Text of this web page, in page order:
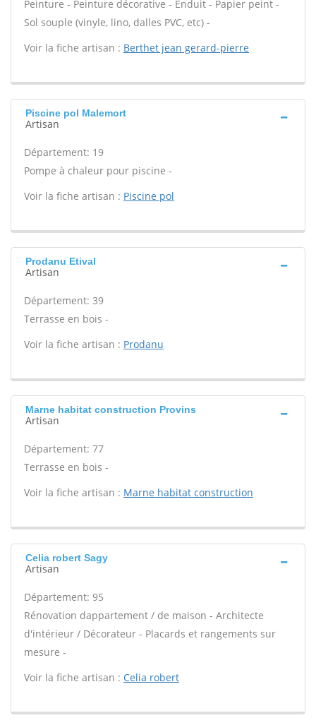
Peinture - Peinture décorative - Enduit - Papier peint -
Sol souple (vinyle, lino, dalles PVC, etc) -
Voir la fiche artisan : Berthet jean gerard-pierre
Piscine pol Malemort
Artisan
Département: 19
Pompe à chaleur pour piscine -
Voir la fiche artisan : Piscine pol
Prodanu Etival
Artisan
Département: 39
Terrasse en bois -
Voir la fiche artisan : Prodanu
Marne habitat construction Provins
Artisan
Département: 77
Terrasse en bois -
Voir la fiche artisan : Marne habitat construction
Celia robert Sagy
Artisan
Département: 95
Rénovation dappartement / de maison - Architecte
d'intérieur / Décorateur - Placards et rangements sur
mesure -
Voir la fiche artisan : Celia robert